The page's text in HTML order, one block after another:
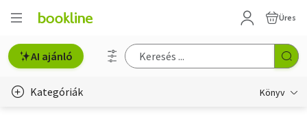
Üres
AI ajánló
Kategóriák Könyv